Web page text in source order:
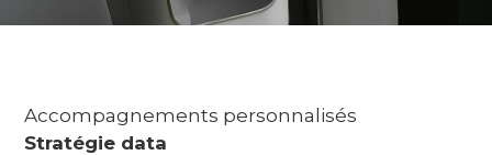
Accompagnements personnalisés
Stratégie data